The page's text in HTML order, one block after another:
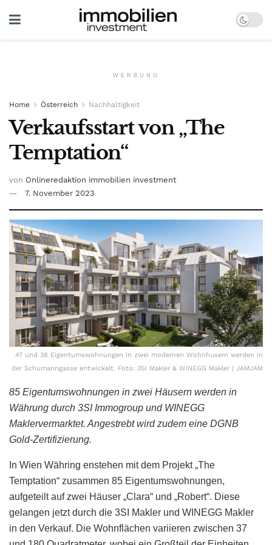
WERBUNG
Home Österreich Nachhaltigkeit
Verkaufsstart von „The
Temptation“
von Onlineredaktion immobilien investment
7. November 2023
47 und 38 Eigentumswohnungen in zwei modernen Wohnhusern werden in
der Schumanngasse entwickelt. Foto: 3SI Makler & WINEGG Makler | JAMJAM
85 Eigentumswohnungen in zwei Häusern werden in
Währung durch 3SI Immogroup und WINEGG
Maklervermarktet. Angestrebt wird zudem eine DGNB
Gold-Zertifizierung.
In Wien Währing enstehen mit dem Projekt „The
Temptation“ zusammen 85 Eigentumswohnungen,
aufgeteilt auf zwei Häuser „Clara“ und „Robert“. Diese
gelangen jetzt durch die 3SI Makler und WINEGG Makler
in den Verkauf. Die Wohnflächen variieren zwischen 37